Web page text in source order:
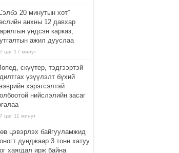
20 минутын хот”
анхны 12 давхар
үндсэн карказ,
ажил дууслаа
цаг 17 минут
скүүтер, тэдгээртэй
үзүүлэлт бүхий
хэрэгсэлтэй
нийслэлийн засаг
цаг 11 минут
цэвэрлэх байгууламжид
дунджаар 3 тонн хатуу
хаягдал ирж байна